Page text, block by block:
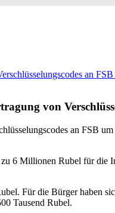
an
von
6 Millionen Rubel für
Für die Bürger haben
Tausend Rubel.